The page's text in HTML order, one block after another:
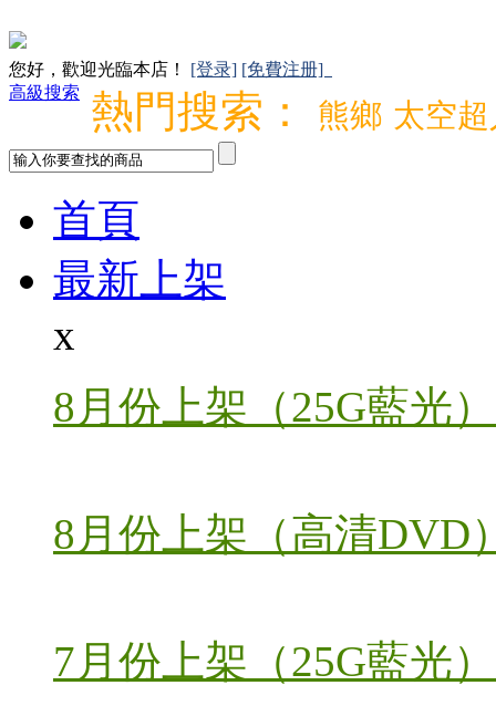
您好，歡迎光臨本店！ [登录] [免費注册]
高級搜索
熱門搜索： 熊鄉 太空
首頁
最新上架
x
8月份上架（25G藍光）
8月份上架（高清DVD
7月份上架（25G藍光）